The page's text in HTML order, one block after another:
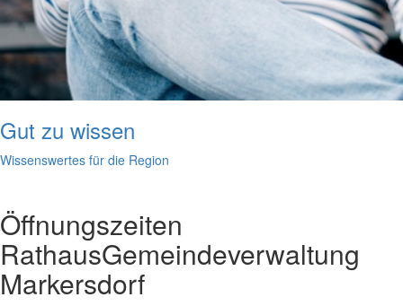
Gut zu wissen
Wissenswertes für die Region
Öffnungszeiten
RathausGemeindeverwaltung
Markersdorf